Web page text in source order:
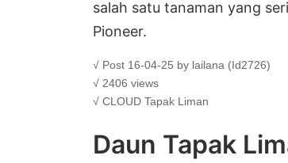
salah satu tanaman yang
Pioneer.
√ Post 16-04-25 by lailana (Id2726)
√ 2406 views
√ CLOUD Tapak Liman
Daun Tapak